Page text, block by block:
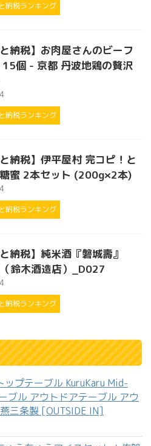
納税ランキング
と納税】お肉屋さんのビーフ
15個 - 京都 丹波地鶏の贅沢
納税ランキング
と納税】伊平屋村 完コピ！と
蜜 2本セット (200g×2本)
納税ランキング
納税】純米酒『磐城壽』
鈴木酒造店）_D027
納税ランキング
ップテーブル KuruKaru Mid-
ブル アウトドアテーブル アウ
三条製 [OUTSIDE IN]